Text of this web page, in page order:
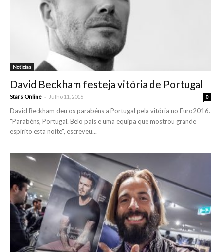
Noticias
David Beckham festeja vitória de Portugal
Stars Online - Julho 11, 2016 0
David Beckham deu os parabéns a Portugal pela vitória no Euro2016.
"Parabéns, Portugal. Belo país e uma equipa que mostrou grande
espírito esta noite", escreveu...